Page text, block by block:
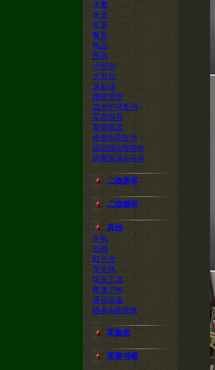
水囊
水壶
军表
餐具
饰品
医药
小型包
大型包
迷彩油
腰带背带
战术护具配件
军用装具
警用装具
枪套&弹夹包
望远镜&指南针
防毒面具&马具
二战美军
二战德军
其他
手电
油桶
取火器
荧光棒
组合工具
帐篷户外
通讯设备
瞄具&瞄准镜
军旗类
军事书籍